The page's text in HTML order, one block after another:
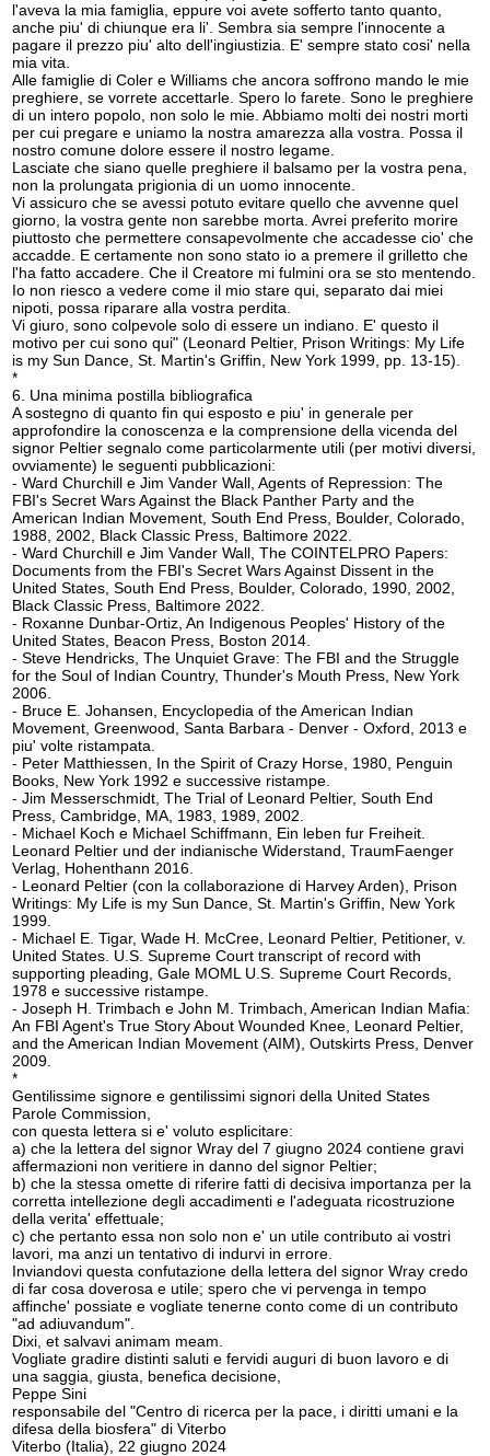
l'aveva la mia famiglia, eppure voi avete sofferto tanto quanto,
anche piu' di chiunque era li'. Sembra sia sempre l'innocente a
pagare il prezzo piu' alto dell'ingiustizia. E' sempre stato cosi' nella
mia vita.
Alle famiglie di Coler e Williams che ancora soffrono mando le mie
preghiere, se vorrete accettarle. Spero lo farete. Sono le preghiere
di un intero popolo, non solo le mie. Abbiamo molti dei nostri morti
per cui pregare e uniamo la nostra amarezza alla vostra. Possa il
nostro comune dolore essere il nostro legame.
Lasciate che siano quelle preghiere il balsamo per la vostra pena,
non la prolungata prigionia di un uomo innocente.
Vi assicuro che se avessi potuto evitare quello che avvenne quel
giorno, la vostra gente non sarebbe morta. Avrei preferito morire
piuttosto che permettere consapevolmente che accadesse cio' che
accadde. E certamente non sono stato io a premere il grilletto che
l'ha fatto accadere. Che il Creatore mi fulmini ora se sto mentendo.
Io non riesco a vedere come il mio stare qui, separato dai miei
nipoti, possa riparare alla vostra perdita.
Vi giuro, sono colpevole solo di essere un indiano. E' questo il
motivo per cui sono qui" (Leonard Peltier, Prison Writings: My Life
is my Sun Dance, St. Martin's Griffin, New York 1999, pp. 13-15).
*
6. Una minima postilla bibliografica
A sostegno di quanto fin qui esposto e piu' in generale per
approfondire la conoscenza e la comprensione della vicenda del
signor Peltier segnalo come particolarmente utili (per motivi diversi,
ovviamente) le seguenti pubblicazioni:
- Ward Churchill e Jim Vander Wall, Agents of Repression: The
FBI's Secret Wars Against the Black Panther Party and the
American Indian Movement, South End Press, Boulder, Colorado,
1988, 2002, Black Classic Press, Baltimore 2022.
- Ward Churchill e Jim Vander Wall, The COINTELPRO Papers:
Documents from the FBI's Secret Wars Against Dissent in the
United States, South End Press, Boulder, Colorado, 1990, 2002,
Black Classic Press, Baltimore 2022.
- Roxanne Dunbar-Ortiz, An Indigenous Peoples' History of the
United States, Beacon Press, Boston 2014.
- Steve Hendricks, The Unquiet Grave: The FBI and the Struggle
for the Soul of Indian Country, Thunder's Mouth Press, New York
2006.
- Bruce E. Johansen, Encyclopedia of the American Indian
Movement, Greenwood, Santa Barbara - Denver - Oxford, 2013 e
piu' volte ristampata.
- Peter Matthiessen, In the Spirit of Crazy Horse, 1980, Penguin
Books, New York 1992 e successive ristampe.
- Jim Messerschmidt, The Trial of Leonard Peltier, South End
Press, Cambridge, MA, 1983, 1989, 2002.
- Michael Koch e Michael Schiffmann, Ein leben fur Freiheit.
Leonard Peltier und der indianische Widerstand, TraumFaenger
Verlag, Hohenthann 2016.
- Leonard Peltier (con la collaborazione di Harvey Arden), Prison
Writings: My Life is my Sun Dance, St. Martin's Griffin, New York
1999.
- Michael E. Tigar, Wade H. McCree, Leonard Peltier, Petitioner, v.
United States. U.S. Supreme Court transcript of record with
supporting pleading, Gale MOML U.S. Supreme Court Records,
1978 e successive ristampe.
- Joseph H. Trimbach e John M. Trimbach, American Indian Mafia:
An FBI Agent's True Story About Wounded Knee, Leonard Peltier,
and the American Indian Movement (AIM), Outskirts Press, Denver
2009.
*
Gentilissime signore e gentilissimi signori della United States
Parole Commission,
con questa lettera si e' voluto esplicitare:
a) che la lettera del signor Wray del 7 giugno 2024 contiene gravi
affermazioni non veritiere in danno del signor Peltier;
b) che la stessa omette di riferire fatti di decisiva importanza per la
corretta intellezione degli accadimenti e l'adeguata ricostruzione
della verita' effettuale;
c) che pertanto essa non solo non e' un utile contributo ai vostri
lavori, ma anzi un tentativo di indurvi in errore.
Inviandovi questa confutazione della lettera del signor Wray credo
di far cosa doverosa e utile; spero che vi pervenga in tempo
affinche' possiate e vogliate tenerne conto come di un contributo
"ad adiuvandum".
Dixi, et salvavi animam meam.
Vogliate gradire distinti saluti e fervidi auguri di buon lavoro e di
una saggia, giusta, benefica decisione,
Peppe Sini
responsabile del "Centro di ricerca per la pace, i diritti umani e la
difesa della biosfera" di Viterbo
Viterbo (Italia), 22 giugno 2024